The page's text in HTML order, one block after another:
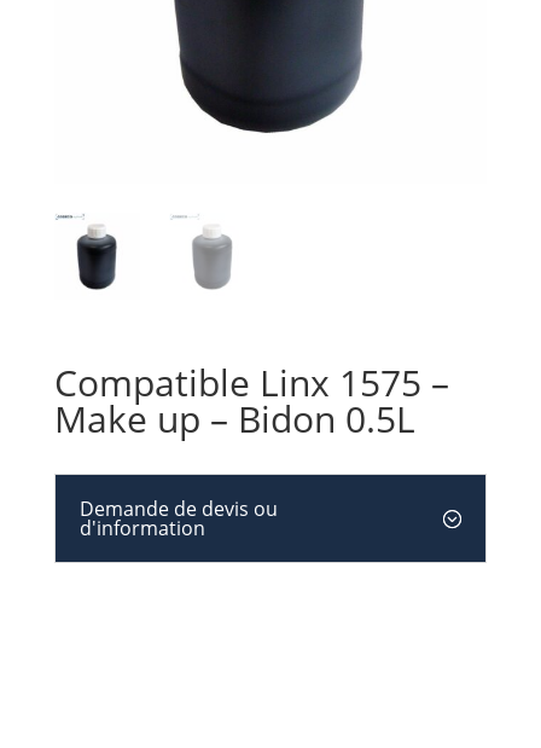
Compatible Linx 1575 –
Make up – Bidon 0.5L
Demande de devis ou
d'information